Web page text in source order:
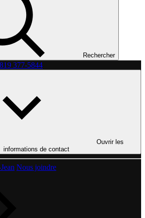
Rechercher
819 377-5844
Ouvrir les
informations de contact
Nous joindre